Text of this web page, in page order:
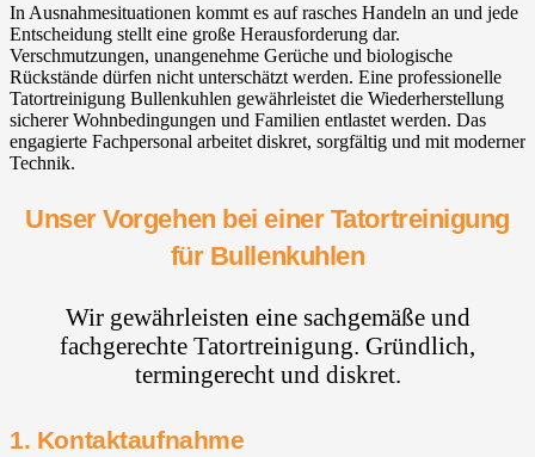
In Ausnahmesituationen kommt es auf rasches Handeln an und jede
Entscheidung stellt eine große Herausforderung dar.
Verschmutzungen, unangenehme Gerüche und biologische
Rückstände dürfen nicht unterschätzt werden. Eine professionelle
Tatortreinigung Bullenkuhlen gewährleistet die Wiederherstellung
sicherer Wohnbedingungen und Familien entlastet werden. Das
engagierte Fachpersonal arbeitet diskret, sorgfältig und mit moderner
Technik.
Unser Vorgehen bei einer Tatortreinigung
für Bullenkuhlen
Wir gewährleisten eine sachgemäße und
fachgerechte Tatortreinigung. Gründlich,
termingerecht und diskret.
1. Kontaktaufnahme